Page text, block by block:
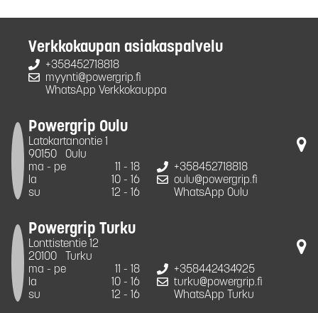
Verkkokaupan asiakaspalvelu
+358452718818
myynti@powergrip.fi
WhatsApp Verkkokauppa
Powergrip Oulu
Latokartanontie 1
90150
Oulu
ma - pe
11 - 18
la
10 - 16
su
12 - 16
+358452718818
oulu@powergrip.fi
WhatsApp Oulu
Powergrip Turku
Lonttistentie 12
20100
Turku
ma - pe
11 - 18
la
10 - 16
su
12 - 16
+358442434925
turku@powergrip.fi
WhatsApp Turku